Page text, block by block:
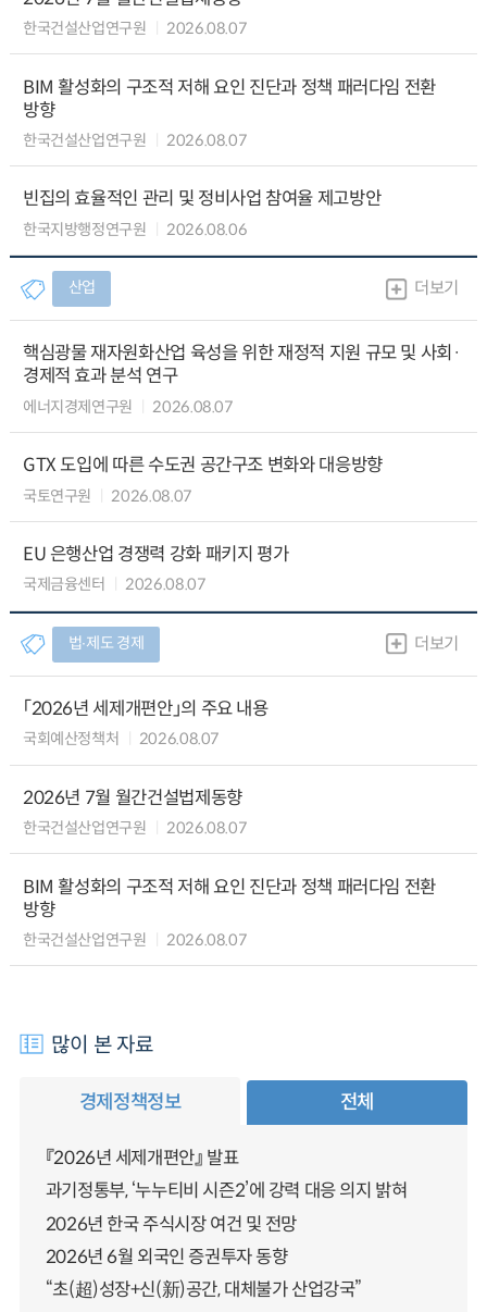
한국건설산업연구원 2026.08.07
BIM 활성화의 구조적 저해 요인 진단과 정책 패러다임 전환
방향
한국건설산업연구원 2026.08.07
빈집의 효율적인 관리 및 정비사업 참여율 제고방안
한국지방행정연구원 2026.08.06
산업 더보기
핵심광물 재자원화산업 육성을 위한 재정적 지원 규모 및 사회·
경제적 효과 분석 연구
에너지경제연구원 2026.08.07
GTX 도입에 따른 수도권 공간구조 변화와 대응방향
국토연구원 2026.08.07
EU 은행산업 경쟁력 강화 패키지 평가
국제금융센터 2026.08.07
법∙제도 경제 더보기
「2026년 세제개편안」의 주요 내용
국회예산정책처 2026.08.07
2026년 7월 월간건설법제동향
한국건설산업연구원 2026.08.07
BIM 활성화의 구조적 저해 요인 진단과 정책 패러다임 전환
방향
한국건설산업연구원 2026.08.07
많이 본 자료
경제정책정보 전체
『2026년 세제개편안』 발표
과기정통부, ‘누누티비 시즌2’에 강력 대응 의지 밝혀
2026년 한국 주식시장 여건 및 전망
2026년 6월 외국인 증권투자 동향
“초(超)성장+신(新)공간, 대체불가 산업강국”